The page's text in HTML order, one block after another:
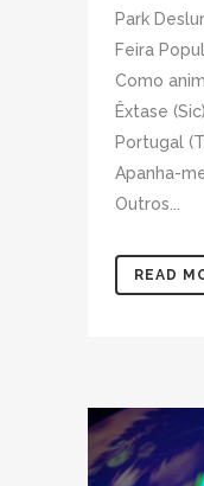
Park
Feira
Como
Êxtase
Portugal
Apanha-
Outros...
READ